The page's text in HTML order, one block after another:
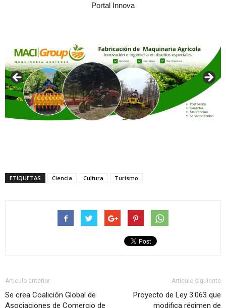
Portal Innova
ETIQUETAS Ciencia Cultura Turismo
Artículo anterior
Se crea Coalición Global de
Asociaciones de Comercio de
Artículo siguiente
Proyecto de Ley 3.063 que
modifica régimen de